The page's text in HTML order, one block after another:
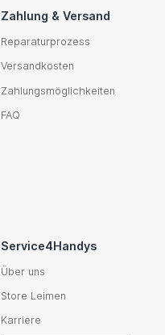
Zahlung & Versand
Reparaturprozess
Versandkosten
Zahlungsmöglichkeiten
FAQ
Service4Handys
Über uns
Store Leimen
Karriere